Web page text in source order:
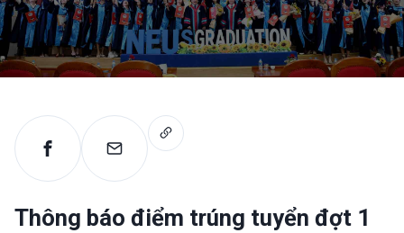
Thông báo điểm trúng tuyển đợt 1